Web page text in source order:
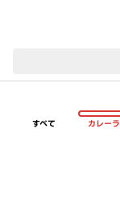
すべて カレー